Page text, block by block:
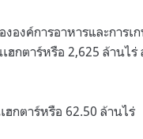
งองค์การอาหารและการ
กตาร์หรือ 2,625 ล้านไร่
กตาร์หรือ 62.50 ล้านไร่